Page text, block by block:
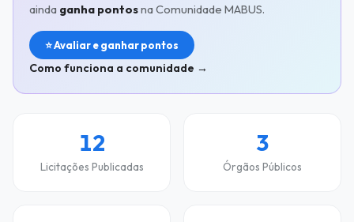
ainda ganha pontosna Comunidade MABUS.
⭐ Avaliar e ganhar pontos
Como funciona a comunidade →
12
Licitações Publicadas
3
Órgãos Públicos